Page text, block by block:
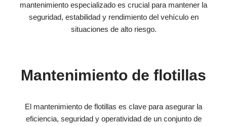
mantenimiento especializado es crucial para mantener la
seguridad, estabilidad y rendimiento del vehículo en
situaciones de alto riesgo.
Mantenimiento de flotillas
El mantenimiento de flotillas es clave para asegurar la
eficiencia, seguridad y operatividad de un conjunto de